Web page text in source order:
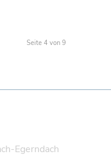
Seite 4 von 9
Egerndach